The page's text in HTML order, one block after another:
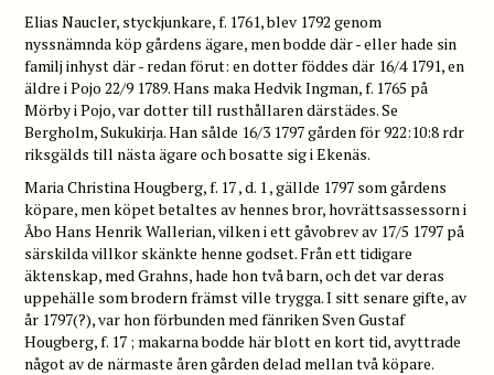
Elias Naucler, styckjunkare, f. 1761, blev 1792 genom
nyssnämnda köp gårdens ägare, men bodde där - eller hade sin
familj inhyst där - redan förut: en dotter föddes där 16/4 1791, en
äldre i Pojo 22/9 1789. Hans maka Hedvik Ingman, f. 1765 på
Mörby i Pojo, var dotter till rusthållaren därstädes. Se
Bergholm, Sukukirja. Han sålde 16/3 1797 gården för 922:10:8 rdr
riksgälds till nästa ägare och bosatte sig i Ekenäs.
Maria Christina Hougberg, f. 17 , d. 1 , gällde 1797 som gårdens
köpare, men köpet betaltes av hennes bror, hovrättsassessorn i
Åbo Hans Henrik Wallerian, vilken i ett gåvobrev av 17/5 1797 på
särskilda villkor skänkte henne godset. Från ett tidigare
äktenskap, med Grahns, hade hon två barn, och det var deras
uppehälle som brodern främst ville trygga. I sitt senare gifte, av
år 1797(?), var hon förbunden med fänriken Sven Gustaf
Hougberg, f. 17 ; makarna bodde här blott en kort tid, avyttrade
något av de närmaste åren gården delad mellan två köpare.